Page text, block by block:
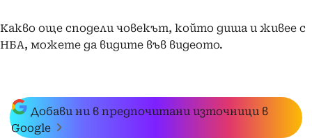
Какво още сподели човекът, който диша и живее с
НБА, можете да видите във видеото.
Добави ни в предпочитани източници в
Google